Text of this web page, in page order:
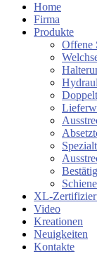
Home
Firma
Produkte
Offene
XL-
Video
Kreationen
Neuigkeiten
Kontakte